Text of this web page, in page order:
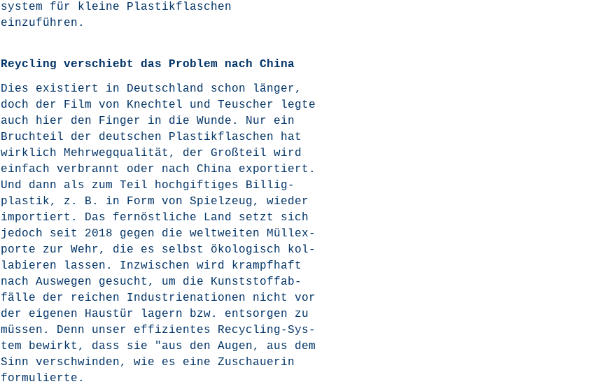
sys­tem für klei­ne Plas­tik­fla­schen
einzuführen.
Reycling verschiebt das Problem nach China
Dies exis­tiert in Deutsch­land schon län­ger,
doch der Film von Knech­tel und Teu­scher leg­te
auch hier den Fin­ger in die Wun­de. Nur ein
Bruch­teil der deut­schen Plas­tik­fla­schen hat
wirk­lich Mehr­weg­qua­li­tät, der Groß­teil wird
ein­fach ver­brannt oder nach Chi­na expor­tiert.
Und dann als zum Teil hoch­gif­ti­ges Bil­lig­
plas­tik, z. B. in Form von Spiel­zeug, wie­der
impor­tiert. Das fern­öst­li­che Land setzt sich
jedoch seit 2018 gegen die welt­wei­ten Müll­ex­
por­te zur Wehr, die es selbst öko­lo­gisch kol­
la­bie­ren las­sen. Inzwi­schen wird krampf­haft
nach Aus­we­gen gesucht, um die Kunst­stoff­ab­
fäl­le der rei­chen Indus­trie­na­tio­nen nicht vor
der eige­nen Haus­tür lagern bzw. ent­sor­gen zu
müs­sen. Denn unser effi­zi­en­tes Recy­cling-Sys­
tem bewirkt, dass sie "aus den Augen, aus dem
Sinn ver­schwin­den, wie es eine Zuschaue­rin
formulierte.